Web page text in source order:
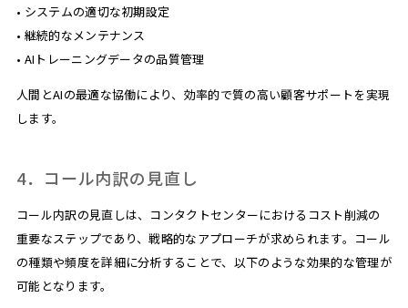
• システムの適切な初期設定
• 継続的なメンテナンス
• AIトレーニングデータの品質管理
人間とAIの最適な協働により、効率的で質の高い顧客サポートを実現
します。
4．コール内訳の見直し
コール内訳の見直しは、コンタクトセンターにおけるコスト削減の
重要なステップであり、戦略的なアプローチが求められます。コール
の種類や頻度を詳細に分析することで、以下のような効果的な管理が
可能となります。